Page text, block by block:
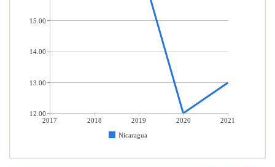
2017 2018 2019 2020
2021
Nicaragua
15.00
14.00
13.00
12.00